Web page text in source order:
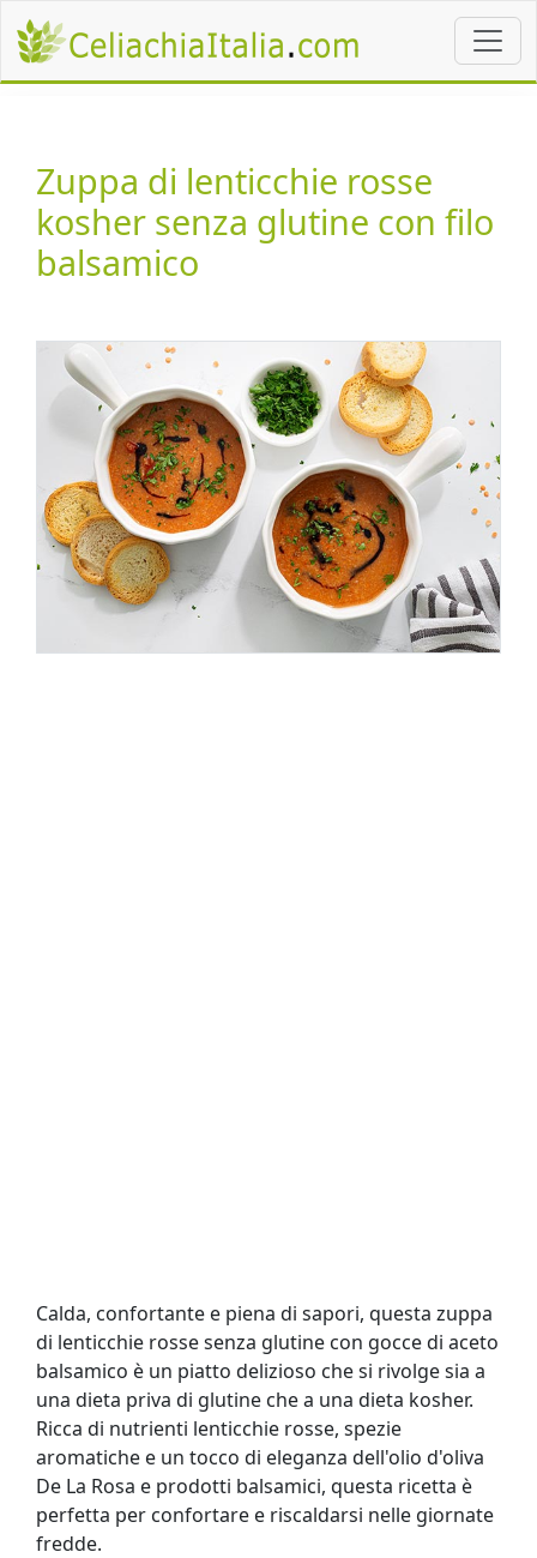
Zuppa di lenticchie rosse
kosher senza glutine con filo
balsamico
Calda, confortante e piena di sapori, questa zuppa
di lenticchie rosse senza glutine con gocce di aceto
balsamico è un piatto delizioso che si rivolge sia a
una dieta priva di glutine che a una dieta kosher.
Ricca di nutrienti lenticchie rosse, spezie
aromatiche e un tocco di eleganza dell'olio d'oliva
De La Rosa e prodotti balsamici, questa ricetta è
perfetta per confortare e riscaldarsi nelle giornate
fredde.